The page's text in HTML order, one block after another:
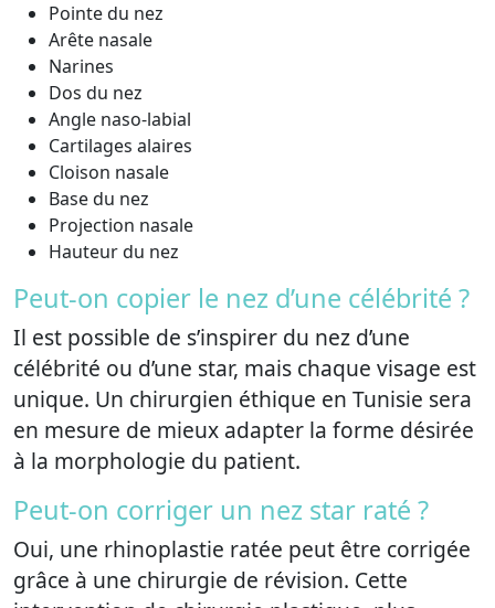
Pointe du nez
Arête nasale
Narines
Dos du nez
Angle naso-labial
Cartilages alaires
Cloison nasale
Base du nez
Projection nasale
Hauteur du nez
Peut-on copier le nez d’une célébrité ?
Il est possible de s’inspirer du nez d’une
célébrité ou d’une star, mais chaque visage est
unique. Un chirurgien éthique en Tunisie sera
en mesure de mieux adapter la forme désirée
à la morphologie du patient.
Peut-on corriger un nez star raté ?
Oui, une rhinoplastie ratée peut être corrigée
grâce à une chirurgie de révision. Cette